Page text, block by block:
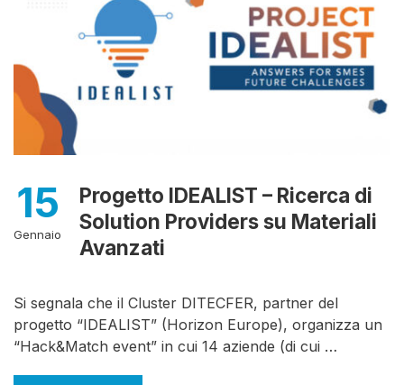
15
Gennaio
Progetto IDEALIST – Ricerca di
Solution Providers su Materiali
Avanzati
Si segnala che il Cluster DITECFER, partner del
progetto “IDEALIST” (Horizon Europe), organizza un
“Hack&Match event” in cui 14 aziende (di cui …